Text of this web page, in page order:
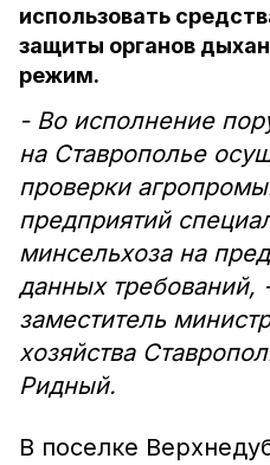
использовать
защиты органов
режим.
- Во исполнение
на Ставрополье
проверки
предприятий
минсельхоза на
данных требований,
заместитель
хозяйства
Ридный.
В поселке